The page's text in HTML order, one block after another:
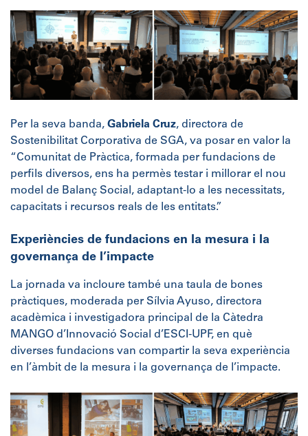
Per la seva banda, Gabriela Cruz, directora de
Sostenibilitat Corporativa de SGA, va posar en valor la
“Comunitat de Pràctica, formada per fundacions de
perfils diversos, ens ha permès testar i millorar el nou
model de Balanç Social, adaptant-lo a les necessitats,
capacitats i recursos reals de les entitats.”
Experiències de fundacions en la mesura i la
governança de l’impacte
La jornada va incloure també una taula de bones
pràctiques, moderada per Sílvia Ayuso, directora
acadèmica i investigadora principal de la Càtedra
MANGO d’Innovació Social d’ESCI-UPF, en què
diverses fundacions van compartir la seva experiència
en l’àmbit de la mesura i la governança de l’impacte.